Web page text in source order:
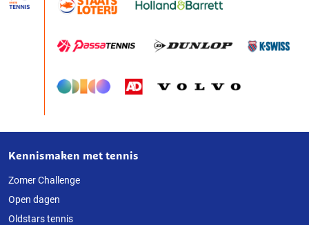
Over
deze
website
Kennismaken met tennis
Zomer Challenge
Open dagen
Oldstars tennis